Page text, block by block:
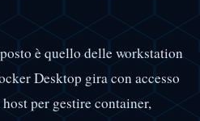
è quello delle workstation
Desktop gira con accesso
per gestire container,